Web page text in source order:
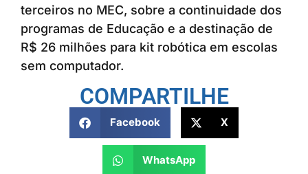
terceiros no MEC, sobre a continuidade dos
programas de Educação e a destinação de
R$ 26 milhões para kit robótica em escolas
sem computador.
COMPARTILHE
Facebook X
WhatsApp